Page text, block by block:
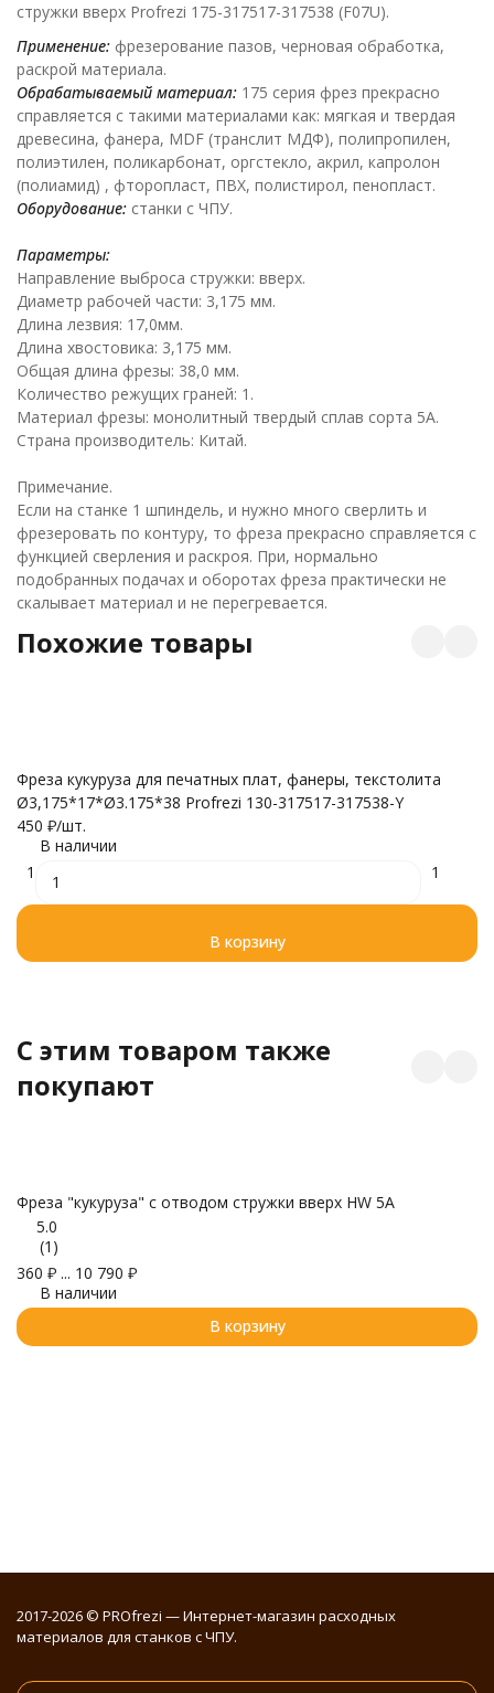
стружки вверх Profrezi 175-317517-317538 (F07U).
Применение: фрезерование пазов, черновая обработка,
раскрой материала.
Обрабатываемый материал: 175 серия фрез прекрасно
справляется с такими материалами как: мягкая и твердая
древесина, фанера, MDF (транслит МДФ), полипропилен,
полиэтилен, поликарбонат, оргстекло, акрил, капролон
(полиамид) , фторопласт, ПВХ, полистирол, пенопласт.
Оборудование: станки с ЧПУ.
Параметры:
Направление выброса стружки: вверх.
Диаметр рабочей части: 3,175 мм.
Длина лезвия: 17,0мм.
Длина хвостовика: 3,175 мм.
Общая длина фрезы: 38,0 мм.
Количество режущих граней: 1.
Материал фрезы: монолитный твердый сплав сорта 5А.
Страна производитель: Китай.
Примечание.
Если на станке 1 шпиндель, и нужно много сверлить и
фрезеровать по контуру, то фреза прекрасно справляется с
функцией сверления и раскроя. При, нормально
подобранных подачах и оборотах фреза практически не
скалывает материал и не перегревается.
Похожие товары
Фреза кукуруза для печатных плат, фанеры, текстолита
Ø3,175*17*Ø3.175*38 Profrezi 130-317517-317538-Y
450 ₽/шт.
В наличии
1
1
В корзину
C этим товаром также
покупают
Фреза "кукуруза" с отводом стружки вверх HW 5A
5.0
(1)
360 ₽ ... 10 790 ₽
В наличии
В корзину
2017-2026 © PROfrezi — Интернет-магазин расходных
материалов для станков с ЧПУ.